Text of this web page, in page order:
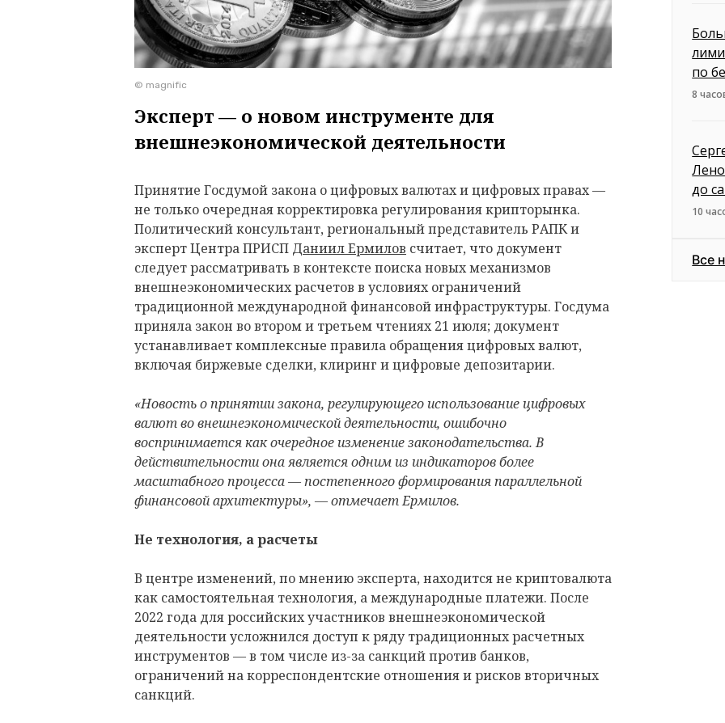
© magnific
Эксперт — о новом инструменте для
внешнеэкономической деятельности
Принятие Госдумой закона о цифровых валютах и цифровых правах —
не только очередная корректировка регулирования крипторынка.
Политический консультант, региональный представитель РАПК и
эксперт Центра ПРИСП Даниил Ермилов считает, что документ
следует рассматривать в контексте поиска новых механизмов
внешнеэкономических расчетов в условиях ограничений
традиционной международной финансовой инфраструктуры. Госдума
приняла закон во втором и третьем чтениях 21 июля; документ
устанавливает комплексные правила обращения цифровых валют,
включая биржевые сделки, клиринг и цифровые депозитарии.
«Новость о принятии закона, регулирующего использование цифровых
валют во внешнеэкономической деятельности, ошибочно
воспринимается как очередное изменение законодательства. В
действительности она является одним из индикаторов более
масштабного процесса — постепенного формирования параллельной
финансовой архитектуры», — отмечает Ермилов.
Не технология, а расчеты
В центре изменений, по мнению эксперта, находится не криптовалюта
как самостоятельная технология, а международные платежи. После
2022 года для российских участников внешнеэкономической
деятельности усложнился доступ к ряду традиционных расчетных
инструментов — в том числе из-за санкций против банков,
ограничений на корреспондентские отношения и рисков вторичных
санкций.
по
8
до
10
Все